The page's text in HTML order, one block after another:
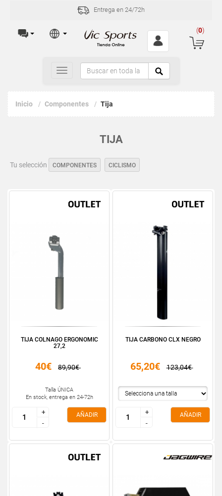
Entrega en 24/72h
(0)
Toggle
navigation
Inicio Componentes Tija
TIJA
Tu selección COMPONENTES CICLISMO
TIJA COLNAGO ERGONOMIC
27,2
40€ 89,90€
Talla ÚNICA
En stock, entrega en 24-72h
+
-
+
-
AÑADIR
TIJA CARBONO CLX NEGRO
65,20€ 123,04€
+
-
+
-
AÑADIR